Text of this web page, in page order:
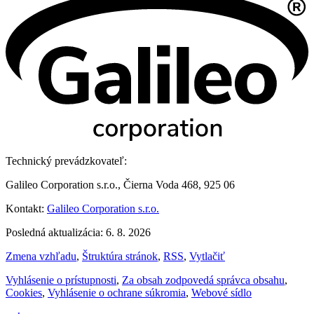
Technický prevádzkovateľ:
Galileo Corporation s.r.o., Čierna Voda 468, 925 06
Kontakt: Galileo Corporation s.r.o.
Posledná aktualizácia: 6. 8. 2026
Zmena vzhľadu, Štruktúra stránok, RSS, Vytlačiť
Vyhlásenie o prístupnosti, Za obsah zodpovedá správca obsahu,
Cookies, Vyhlásenie o ochrane súkromia, Webové sídlo